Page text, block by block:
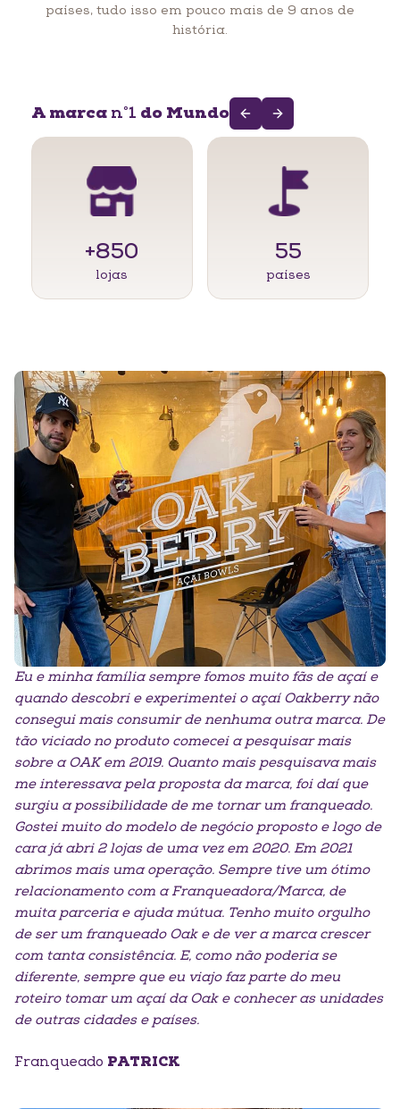
países, tudo isso em pouco mais de 9 anos de
história.
A marca n°1 do Mundo Previous slide
Next slide
+850
lojas
55
países
Eu e minha família sempre fomos muito fãs de açaí e
quando descobri e experimentei o açaí Oakberry não
consegui mais consumirde nenhuma outra marca. De
tão viciado no produto comecei a pesquisar mais
sobre a OAK em 2019. Quanto mais pesquisava mais
meinteressava pela proposta da marca, foi daí que
surgiu a possibilidade de me tornar um franqueado.
Gostei muito do modelo de negócio proposto e logo de
cara já abri 2 lojas de uma vez em 2020. Em 2021
abrimos mais uma operação. Sempre tive um ótimo
relacionamento com a Franqueadora/Marca, de
muita parceria e ajudamútua. Tenho muito orgulho
de ser um franqueado Oak e de ver a marca crescer
com tanta consistência. E, como não poderia se
diferente, sempre que eu viajo faz parte do meu
roteiro tomar um açaí da Oak e conhecer as unidades
de outras cidades e países.
Franqueado PATRICK